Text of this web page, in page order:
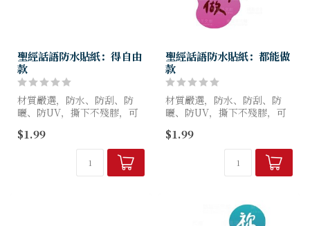
聖經話語防水貼紙：得自由
款
材質嚴選，防水、防刮、防
曬、防UV，撕下不殘膠，可
何地方。
自用送禮，傳福音的好選擇!
$1.99
聖經話語防水貼紙：都能做
款
材質嚴選，防水、防刮、防
曬、防UV，撕下不殘膠，可
何地方。
自用送禮，傳福音的好選擇!
$1.99